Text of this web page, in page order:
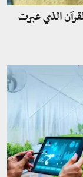
الذي عبرت